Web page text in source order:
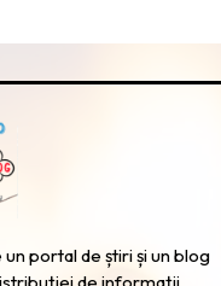
portal de știri și un blog